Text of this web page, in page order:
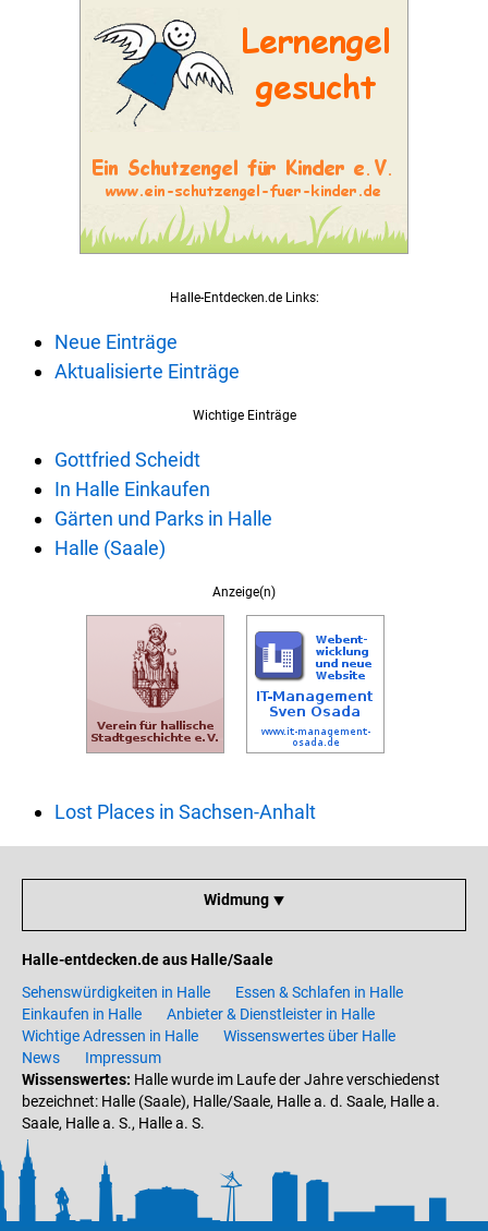
Halle-Entdecken.de Links:
Neue Einträge
Aktualisierte Einträge
Wichtige Einträge
Gottfried Scheidt
In Halle Einkaufen
Gärten und Parks in Halle
Halle (Saale)
Anzeige(n)
Lost Places in Sachsen-Anhalt
Widmung ⯆
Halle-entdecken.de aus Halle/Saale
Sehenswürdigkeiten in Halle
Essen & Schlafen in Halle
Einkaufen in Halle
Anbieter & Dienstleister in Halle
Wichtige Adressen in Halle
Wissenswertes über Halle
News
Impressum
Wissenswertes: Halle wurde im Laufe der Jahre verschiedenst
bezeichnet: Halle (Saale), Halle/Saale, Halle a. d. Saale, Halle a.
Saale, Halle a. S., Halle a. S.